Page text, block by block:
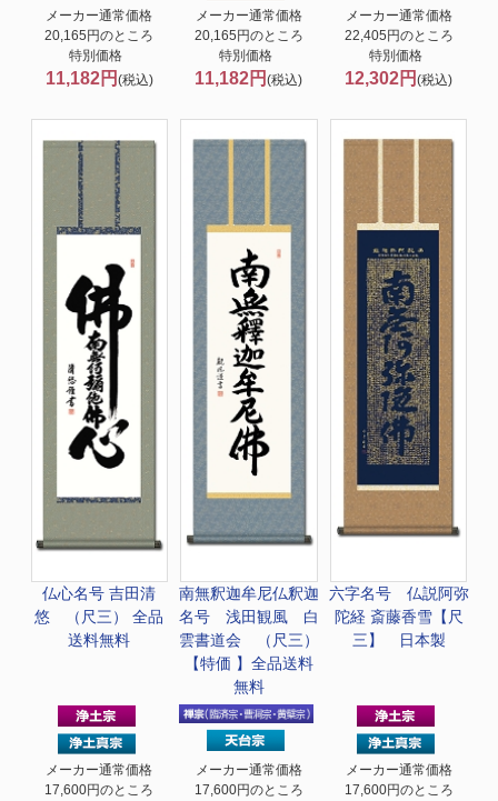
メーカー通常価格
20,165円のところ
特別価格
11,182円 (税込)
メーカー通常価格
20,165円のところ
特別価格
11,182円(税込)
メーカー通常価格
22,405円のところ
特別価格
12,302円(税込)
仏心名号 吉田清
悠 （尺三） 全品
送料無料
メーカー通常価格
17,600円のところ
南無釈迦牟尼仏釈迦
名号 浅田観風 白
雲書道会 （尺三）
【特価 】全品送料
無料
メーカー通常価格
17,600円のところ
六字名号 仏説阿弥
陀経 斎藤香雪【尺
三】 日本製
メーカー通常価格
17,600円のところ